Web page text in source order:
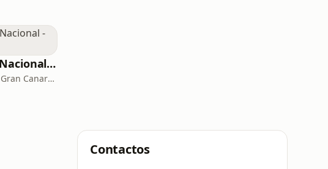
RNE Radio Nacional - Canarias
Las Palmas de Gran Canaria · 92.8 FM
Contactos